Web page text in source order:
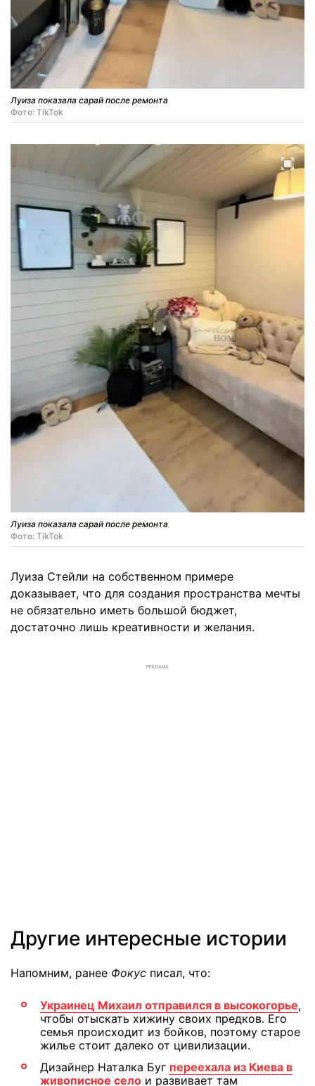
Луиза показала сарай после ремонта
Фото: TikTok
Луиза показала сарай после ремонта
Фото: TikTok
Луиза Стейли на собственном примере
доказывает, что для создания пространства мечты
не обязательно иметь большой бюджет,
достаточно лишь креативности и желания.
РЕКЛАМА
Другие интересные истории
Напомним, ранее Фокус писал, что:
Украинец Михаил отправился в высокогорье,
чтобы отыскать хижину своих предков. Его
семья происходит из бойков, поэтому старое
жилье стоит далеко от цивилизации.
Дизайнер Наталка Буг переехала из Киева в
живописное село и развивает там